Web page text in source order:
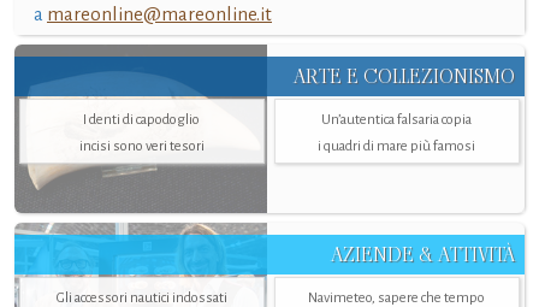
a mareonline@mareonline.it
ARTE E COLLEZIONISMO
I denti di capodoglio
incisi sono veri tesori
Un’autentica falsaria copia
i quadri di mare più famosi
AZIENDE & ATTIVITÀ
Gli accessori nautici indossati
Navimeteo, sapere che tempo